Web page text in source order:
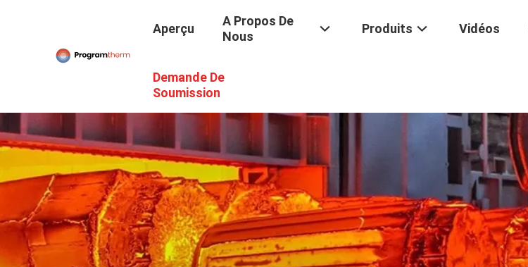
Aperçu
A Propos De
Nous
Produits Vidéos
Demande De
Soumission